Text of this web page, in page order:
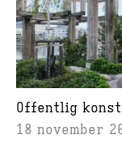
Offentlig
18 november